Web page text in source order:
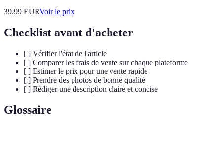
39.99 EURVoir le prix
Checklist avant d'acheter
[ ] Vérifier l'état de l'article
[ ] Comparer les frais de vente sur chaque plateforme
[ ] Estimer le prix pour une vente rapide
[ ] Prendre des photos de bonne qualité
[ ] Rédiger une description claire et concise
Glossaire